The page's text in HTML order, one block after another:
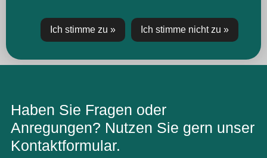
Haben Sie Fragen oder
Anregungen? Nutzen Sie gern unser
Kontaktformular.